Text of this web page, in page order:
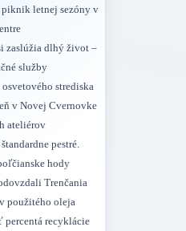
letnej sezóny v
zaslúžia dlhý život –
služby
strediska
v Novej Cvernovke
ateliérov
pestré.
hody
Trenčania
použitého oleja
percentá recyklácie